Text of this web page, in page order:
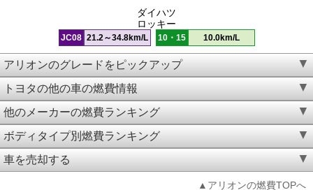
ダイハツ
ロッキー
JC08 21.2～34.8km/L 10・15 10.0km/L
アリオンのグレードをピックアップ
トヨタの他の車の燃費情報
他のメーカーの燃費ランキング
ボディタイプ別燃費ランキング
車を売却する
▲アリオンの燃費TOPへ